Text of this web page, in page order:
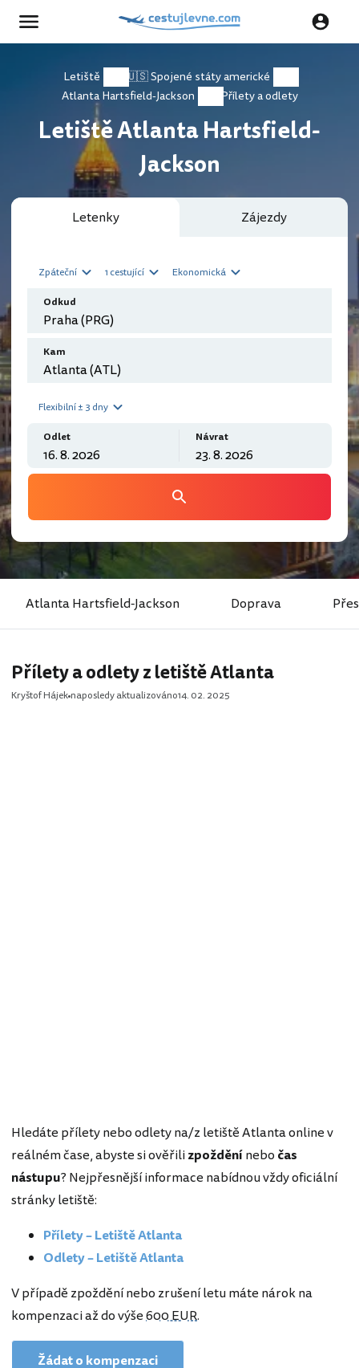
Letiště
🇺🇸 Spojené státy americké
Atlanta Hartsfield-Jackson
Přílety a odlety
Letiště Atlanta Hartsfield-
Jackson
Letenky Zájezdy
Zpáteční 1 cestující Ekonomická
Odkud
Kam
Flexibilní ± 3 dny
Odlet Návrat
Atlanta Hartsfield-Jackson Doprava
Přílety a odlety z letiště Atlanta
Kryštof Hájek naposledy aktualizováno14. 02. 2025
Hledáte přílety nebo odlety na/z letiště Atlanta online v
reálném čase, abyste si ověřilizpožděnínebo čas
nástupu? Nejpřesnější informace nabídnou vždy oficiální
stránky letiště:
Přílety – Letiště Atlanta
Odlety – Letiště Atlanta
V případě zpoždění nebo zrušení letu máte nárok na
kompenzaci až do výše600 EUR.
Žádat o kompenzaci